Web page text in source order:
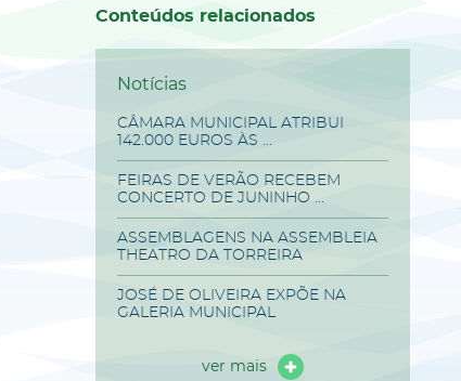
Conteúdos relacionados
Notícias
CÂMARA MUNICIPAL ATRIBUI
142.000 EUROS ÀS ...
FEIRAS DE VERÃO RECEBEM
CONCERTO DE JUNINHO ...
ASSEMBLAGENS NA ASSEMBLEIA
THEATRO DA TORREIRA
JOSÉ DE OLIVEIRA EXPÕE NA
GALERIA MUNICIPAL
ver mais